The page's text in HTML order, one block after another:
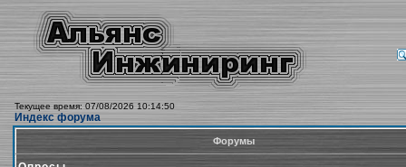
Текущее время: 07/08/2026 10:14:50
Индекс форума
Форумы